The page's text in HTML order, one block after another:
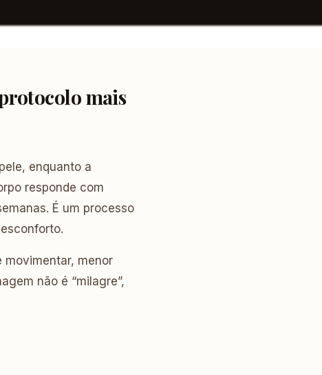
mais
enquanto a
responde com
É um processo
movimentar, menor
não é “milagre”,